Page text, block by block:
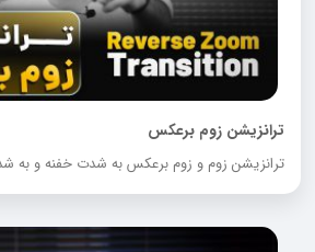
ترانزیشن زوم برعکس
ترانزیشن زوم و زوم برعکس به شدت خفنه و به